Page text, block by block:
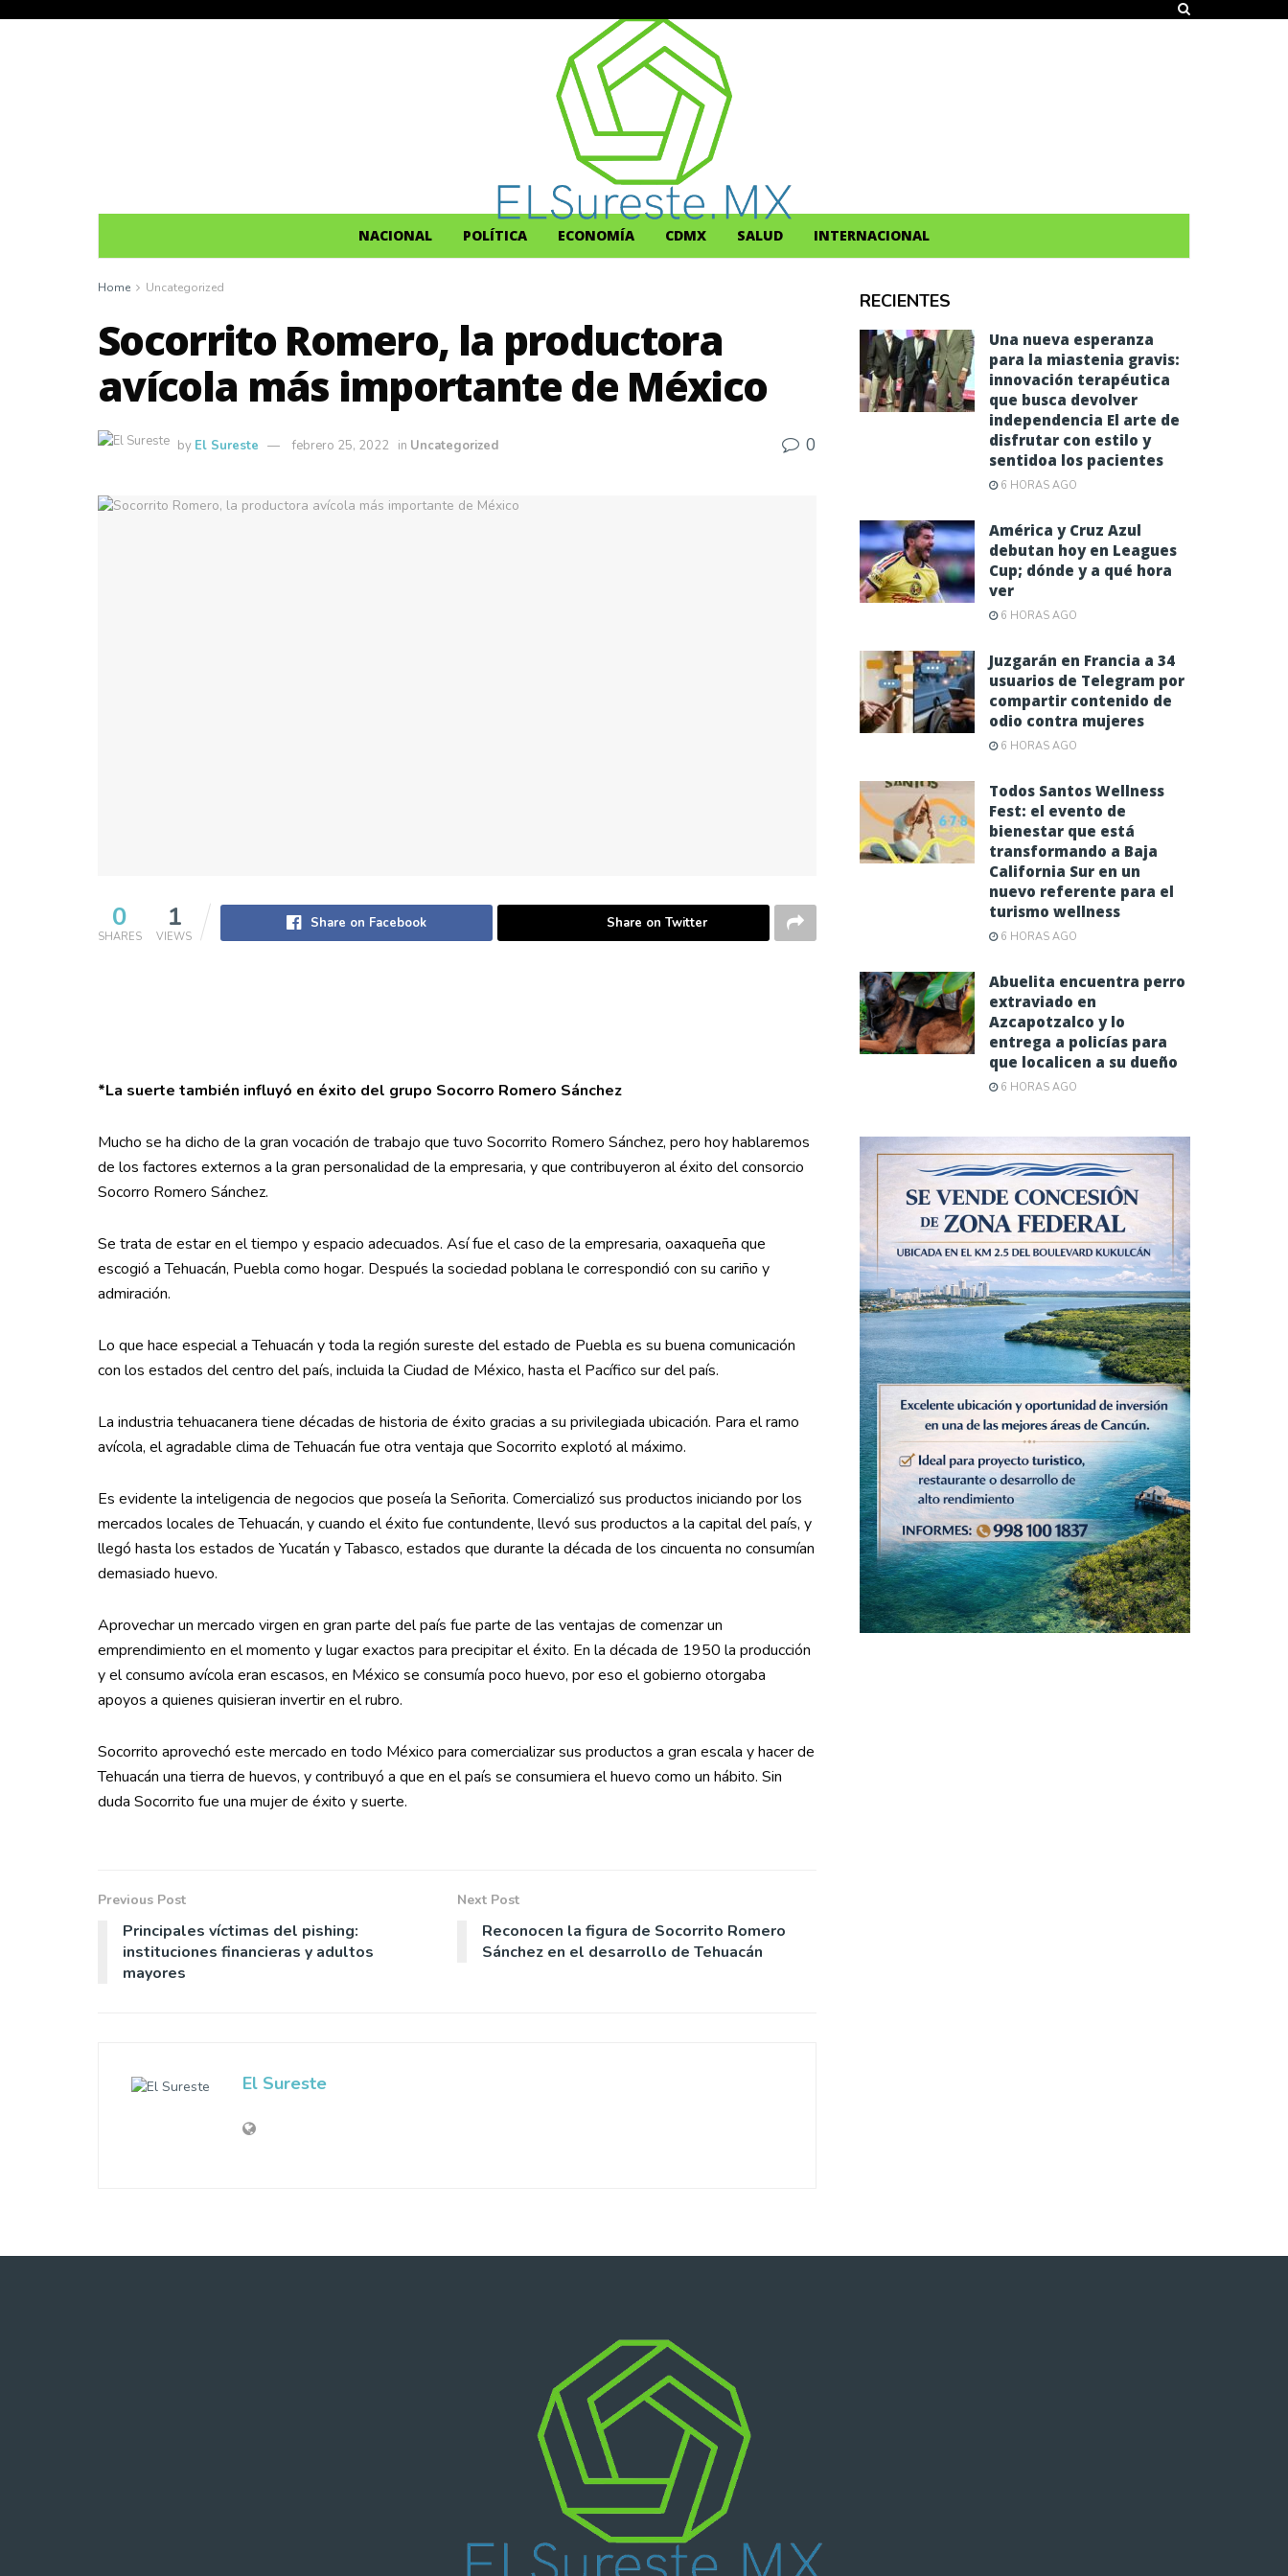
NACIONAL POLÍTICA ECONOMÍA CDMX SALUD INTERNACIONAL
Home Uncategorized
Socorrito Romero, la productora
avícola más importante de México
by El Sureste febrero 25, 2022 in Uncategorized 0
0
SHARES
1
VIEWS
Share on Facebook Share on Twitter
*La suerte también influyó en éxito del grupo Socorro Romero Sánchez
Mucho se ha dicho de la gran vocación de trabajo que tuvo Socorrito Romero Sánchez, pero hoy hablaremos
de los factores externos a la gran personalidad de la empresaria, y que contribuyeron al éxito del consorcio
Socorro Romero Sánchez.
Se trata de estar en el tiempo y espacio adecuados. Así fue el caso de la empresaria, oaxaqueña que
escogió a Tehuacán, Puebla como hogar. Después la sociedad poblana le correspondió con su cariño y
admiración.
Lo que hace especial a Tehuacán y toda la región sureste del estado de Puebla es su buena comunicación
con los estados del centro del país, incluida la Ciudad de México, hasta el Pacífico sur del país.
La industria tehuacanera tiene décadas de historia de éxito gracias a su privilegiada ubicación. Para el ramo
avícola, el agradable clima de Tehuacán fue otra ventaja que Socorrito explotó al máximo.
Es evidente la inteligencia de negocios que poseía la Señorita. Comercializó sus productos iniciando por los
mercados locales de Tehuacán, y cuando el éxito fue contundente, llevó sus productos a la capital del país, y
llegó hasta los estados de Yucatán y Tabasco, estados que durante la década de los cincuenta no consumían
demasiado huevo.
Aprovechar un mercado virgen en gran parte del país fue parte de las ventajas de comenzar un
emprendimiento en el momento y lugar exactos para precipitar el éxito. En la década de 1950 la producción
y el consumo avícola eran escasos, en México se consumía poco huevo, por eso el gobierno otorgaba
apoyos a quienes quisieran invertir en el rubro.
Socorrito aprovechó este mercado en todo México para comercializar sus productos a gran escala y hacer de
Tehuacán una tierra de huevos, y contribuyó a que en el país se consumiera el huevo como un hábito. Sin
duda Socorrito fue una mujer de éxito y suerte.
Previous Post
Principales víctimas del pishing:
instituciones financieras y adultos
mayores
Next Post
Reconocen la figura de Socorrito Romero
Sánchez en el desarrollo de Tehuacán
El Sureste
RECIENTES
Una nueva esperanza
para la miastenia gravis:
innovación terapéutica
que busca devolver
independencia El arte de
disfrutar con estilo y
sentidoa los pacientes
6 HORAS AGO
América y Cruz Azul
debutan hoy en Leagues
Cup; dónde y a qué hora
ver
6 HORAS AGO
Juzgarán en Francia a 34
usuarios de Telegram por
compartir contenido de
odio contra mujeres
6 HORAS AGO
Todos Santos Wellness
Fest: el evento de
bienestar que está
transformando a Baja
California Sur en un
nuevo referente para el
turismo wellness
6 HORAS AGO
Abuelita encuentra perro
extraviado en
Azcapotzalco y lo
entrega a policías para
que localicen a su dueño
6 HORAS AGO